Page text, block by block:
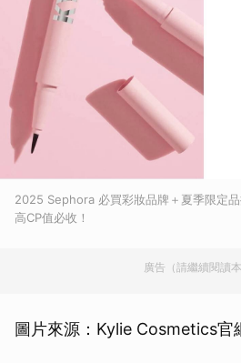
2025 Sephora 必買彩妝品牌＋夏季限定
高CP值必收！
廣告（請繼續閱讀本
圖片來源：Kylie Cosmetics官